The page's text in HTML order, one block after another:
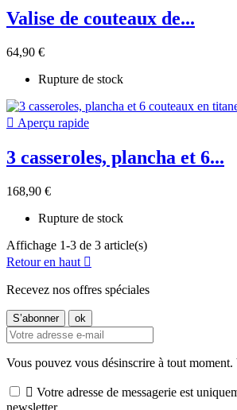
Valise de couteaux de...
64,90 €
Rupture de stock
 Aperçu rapide
3 casseroles, plancha et 6...
168,90 €
Rupture de stock
Affichage 1-3 de 3 article(s)
Retour en haut 
Recevez nos offres spéciales
Vous pouvez vous désinscrire à tout
 Votre adresse de messagerie est
newsletter.